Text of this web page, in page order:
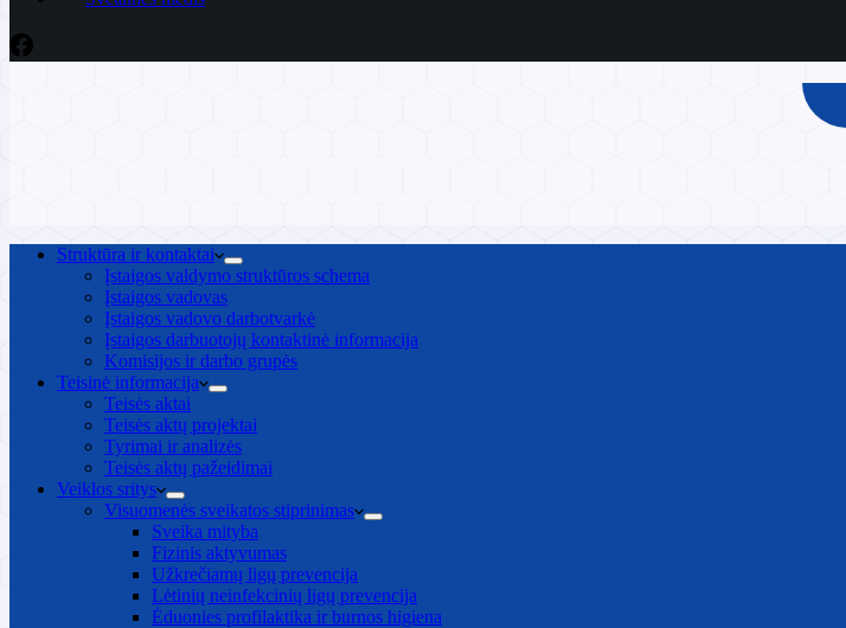
Struktūra ir kontaktai
Įstaigos valdymo struktūros schema
Įstaigos vadovas
Įstaigos vadovo darbotvarkė
Įstaigos darbuotojų kontaktinė informacija
Komisijos ir darbo grupės
Teisinė informacija
Teisės aktai
Teisės aktų projektai
Tyrimai ir analizės
Teisės aktų pažeidimai
Veiklos sritys
Visuomenės sveikatos stiprinimas
Sveika mityba
Fizinis aktyvumas
Užkrečiamų ligų prevencija
Lėtinių neinfekcinių ligų prevencija
Ėduonies profilaktika ir burnos higiena